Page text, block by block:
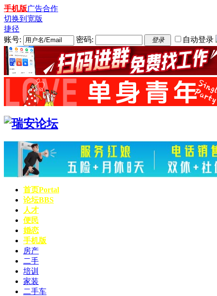
手机版广告合作
切换到宽版
捷径
账号:
密码: 登录 自动登录
首页Portal
论坛BBS
人才
便民
婚恋
手机版
房产
二手
培训
家装
二手车